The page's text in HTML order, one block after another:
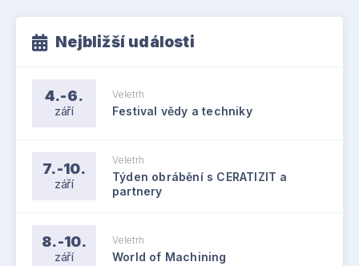
Nejbližší události
4.-6.
září
Veletrh
Festival vědy a techniky
7.-10.
září
Veletrh
Týden obrábění s CERATIZIT a
partnery
8.-10.
září
Veletrh
World of Machining